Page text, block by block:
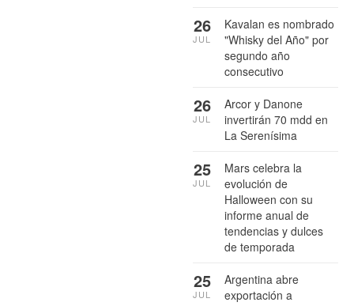
Kavalan es nombrado
"Whisky del Año" por
segundo año
consecutivo
26
JUL
Arcor y Danone
invertirán 70 mdd en
La Serenísima
26
JUL
Mars celebra la
evolución de
Halloween con su
informe anual de
tendencias y dulces
de temporada
25
JUL
Argentina abre
exportación a
25
JUL